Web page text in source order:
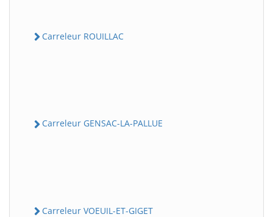
Carreleur ROUILLAC
Carreleur GENSAC-LA-PALLUE
Carreleur VOEUIL-ET-GIGET